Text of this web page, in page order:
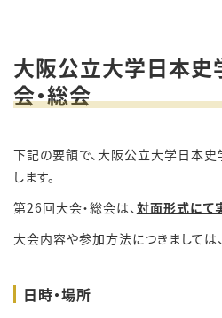
大阪公立大学日本史
会・総会
下記の要領で、大阪公立大学日本史
します。
第26回大会・総会は、対面形式にて
大会内容や参加方法につきましては
日時・場所